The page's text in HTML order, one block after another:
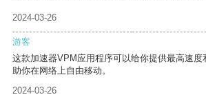
2024-03-26
游客
这款加速器VPM应用程序可以给你提供最高速度
助你在网络上自由移动。
2024-03-26